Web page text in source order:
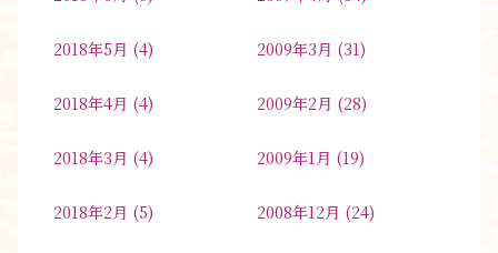
2018年5月 (4)
2018年4月 (4)
2018年3月 (4)
2018年2月 (5)
2009年3月 (31)
2009年2月 (28)
2009年1月 (19)
2008年12月 (24)